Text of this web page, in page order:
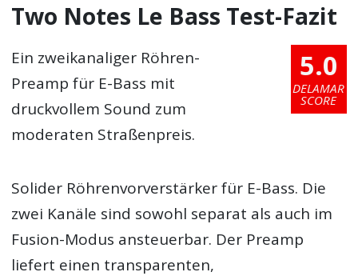
Two Notes Le Bass Test-Fazit
5.0
DELAMAR
SCORE
Ein zweikanaliger Röhren-
Preamp für E-Bass mit
druckvollem Sound zum
moderaten Straßenpreis.
Solider Röhrenvorverstärker für E-Bass. Die
zwei Kanäle sind sowohl separat als auch im
Fusion-Modus ansteuerbar. Der Preamp
liefert einen transparenten,